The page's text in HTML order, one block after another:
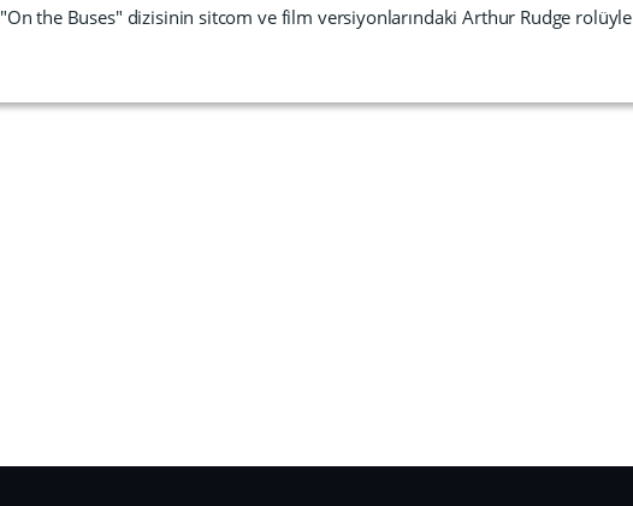
"On the Buses" dizisinin sitcom ve film versiyonlarındaki Arthur Rudge rolüyle